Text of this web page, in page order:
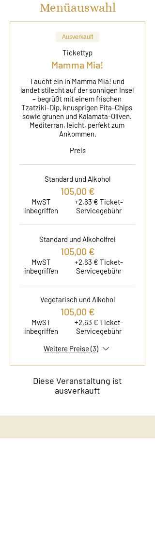
Menüauswahl
Ausverkauft
Tickettyp
Mamma Mia!
Taucht ein in Mamma Mia! und
landet stilecht auf der sonnigen Insel
– begrüßt mit einem frischen
Tzatziki-Dip, knusprigen Pita-Chips
sowie grünen und Kalamata-Oliven.
Mediterran, leicht, perfekt zum
Ankommen.
Preis
Standard und Alkohol
105,00 €
MwST
inbegriffen
+2,63 € Ticket-
Servicegebühr
Standard und Alkoholfrei
105,00 €
MwST
inbegriffen
+2,63 € Ticket-
Servicegebühr
Vegetarisch und Alkohol
105,00 €
MwST
inbegriffen
+2,63 € Ticket-
Servicegebühr
Weitere Preise (3)
Diese Veranstaltung ist
ausverkauft